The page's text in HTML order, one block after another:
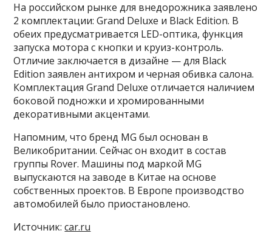
На российском рынке для внедорожника заявлено
2 комплектации: Grand Deluxe и Black Edition. В
обеих предусматривается LED-оптика, функция
запуска мотора с кнопки и круиз-контроль.
Отличие заключается в дизайне — для Black
Edition заявлен антихром и черная обивка салона.
Комплектация Grand Deluxe отличается наличием
боковой подножки и хромированными
декоративными акцентами.
Напомним, что бренд MG был основан в
Великобритании. Сейчас он входит в состав
группы Rover. Машины под маркой MG
выпускаются на заводе в Китае на основе
собственных проектов. В Европе производство
автомобилей было приостановлено.
Источник:car.ru